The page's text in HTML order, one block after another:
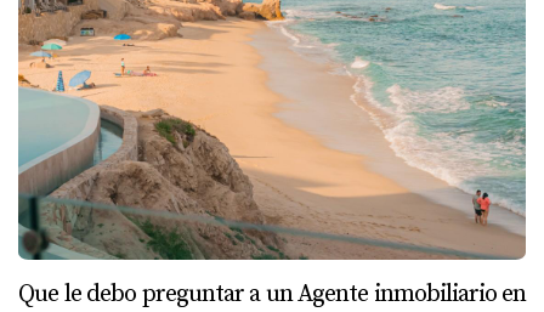
Que le debo preguntar a un Agente inmobiliario en